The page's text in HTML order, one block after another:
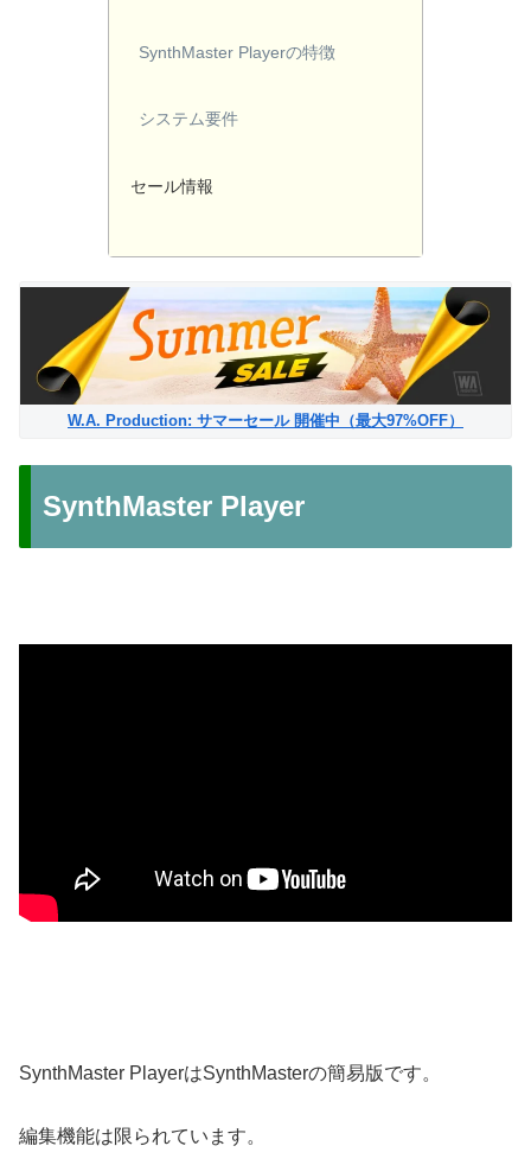
SynthMaster Playerの特徴
システム要件
セール情報
W.A. Production: サマーセール 開催中（最大97%OFF）
SynthMaster Player
SynthMaster PlayerはSynthMasterの簡易版です。
編集機能は限られています。